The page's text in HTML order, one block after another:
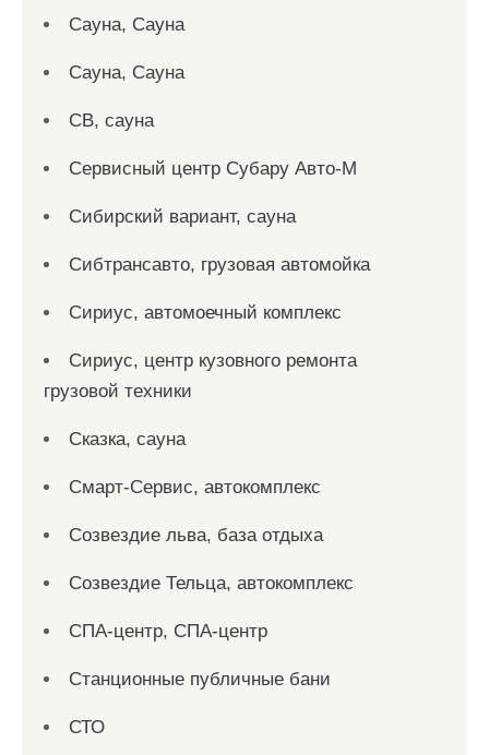
Сауна, Сауна
Сауна, Сауна
СВ, сауна
Сервисный центр Субару Авто-М
Сибирский вариант, сауна
Сибтрансавто, грузовая автомойка
Сириус, автомоечный комплекс
Сириус, центр кузовного ремонта
грузовой техники
Сказка, сауна
Смарт-Сервис, автокомплекс
Созвездие льва, база отдыха
Созвездие Тельца, автокомплекс
СПА-центр, СПА-центр
Станционные публичные бани
СТО